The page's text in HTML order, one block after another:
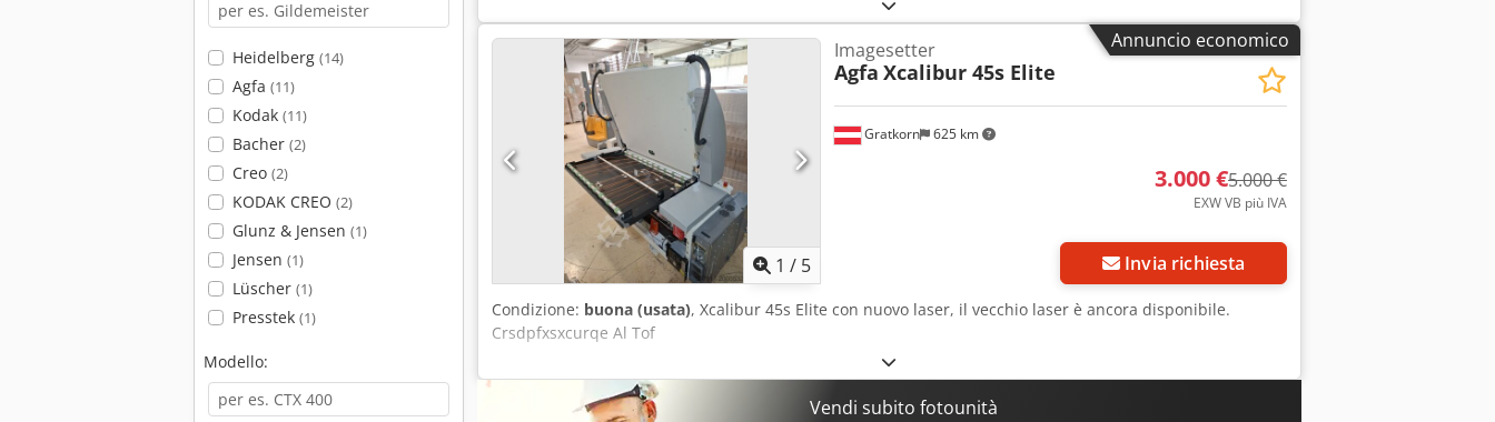
Heidelberg (14)
Agfa (11)
Kodak (11)
Bacher (2)
Creo (2)
KODAK CREO (2)
Glunz & Jensen (1)
Jensen (1)
Lüscher (1)
Presstek (1)
Modello:
necessario, ad altri fattori.
Annuncio economico
1 / 5
Gratkorn 625 km
Imagesetter
Agfa Xcalibur 45s Elite
3.000 €5.000 €
EXW VB più IVA
Invia richiesta
Condizione: buona (usata), Xcalibur 45s Elite con nuovo laser, il vecchio laser è ancora disponibile.
Crsdpfxsxcurqe Al Tof
Vendi subito fotounità